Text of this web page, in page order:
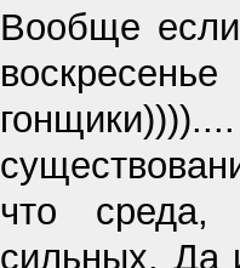
Вообще если
что среда,
сильных. Да